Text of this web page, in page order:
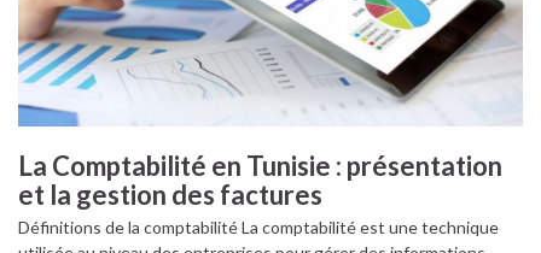
La Comptabilité en Tunisie : présentation
et la gestion des factures
Définitions de la comptabilité La comptabilité est une technique